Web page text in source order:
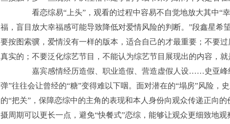
看恋综易“上头”，观看的过程中容易不自觉地放大其中“
福，盲目放大幸福感可能导致降低对爱情风险的判断。”段鑫星希
要按图索骥，爱情没有一样的版本，适合自己的才最重要；不要
真实的；不要泛化综艺节目，不能认为综艺节目展现出的内容，
嘉宾感情经历造假、职业造假、营造虚假人设……史亚峰
弹”往往会让曾经的“糖”变得难以下咽。面对潜在的“塌房”风险，
的“把关”，保障恋综中的主角的表现和本人身份向观众传递正向
摄周期可以更长一点，避免“快餐式”恋综，能够让观众更细致地观